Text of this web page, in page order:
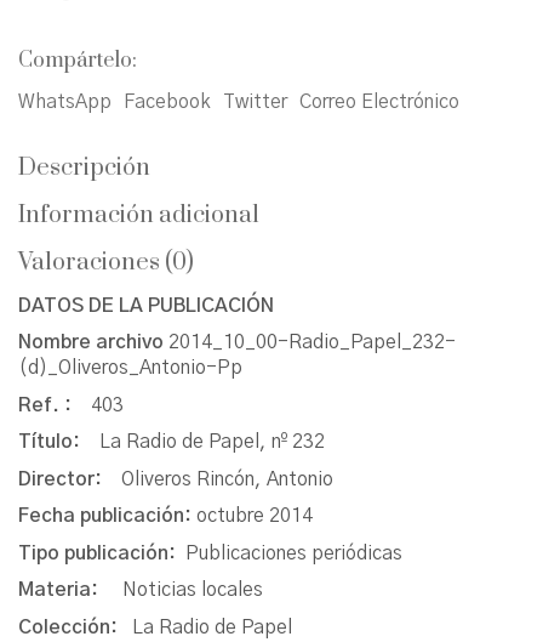
Compártelo:
WhatsApp Facebook Twitter Correo Electrónico
Descripción
Información adicional
Valoraciones (0)
DATOS DE LA PUBLICACIÓN
Nombre archivo 2014_10_00-Radio_Papel_232-
(d)_Oliveros_Antonio-Pp
Ref. : 403
Título:
La Radio de Papel, nº 232
Director: Oliveros Rincón, Antonio
Fecha publicación: octubre 2014
Tipo publicación:
Publicaciones periódicas
Materia:
Noticias locales
Colección:
La Radio de Papel